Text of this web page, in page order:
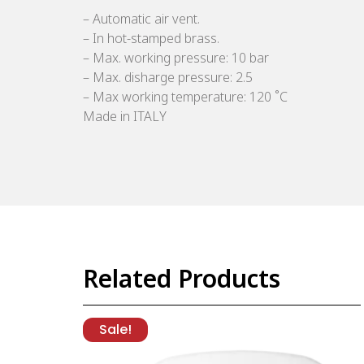
– Automatic air vent.
– In hot-stamped brass.
– Max. working pressure: 10 bar
– Max. disharge pressure: 2.5
– Max working temperature: 120 ˚C
Made in ITALY
Related Products
Sale!